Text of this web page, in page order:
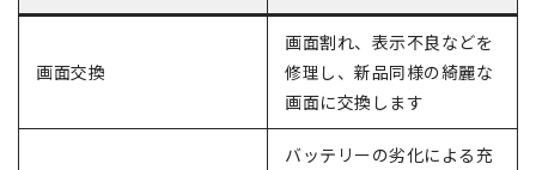
画面交換
画面割れ、表示不良などを
修理し、新品同様の綺麗な
画面に交換します
バッテリーの劣化による充